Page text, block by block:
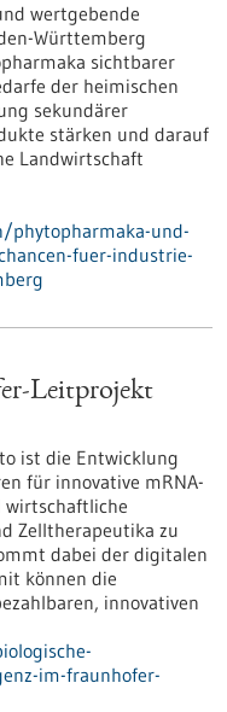
wertgebende
Württemberg
sichtbarer
der heimischen
sekundärer
stärken und darauf
Landwirtschaft
und-
fuer-industrie-
Leitprojekt
ist die Entwicklung
für innovative mRNA-
wirtschaftliche
Zelltherapeutika zu
dabei der digitalen
können die
innovativen
im-fraunhofer-